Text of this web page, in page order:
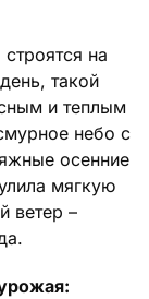
на
такой
и теплым
небо с
осенние
мягкую
ветер –